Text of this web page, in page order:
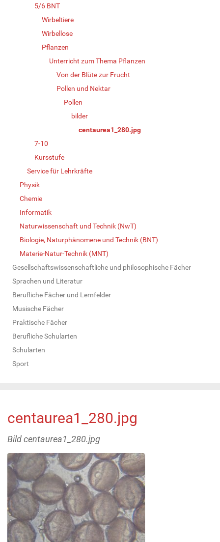
5/6 BNT
Wirbeltiere
Wirbellose
Pflanzen
Unterricht zum Thema Pflanzen
Von der Blüte zur Frucht
Pollen und Nektar
Pollen
bilder
centaurea1_280.jpg
7-10
Kursstufe
Service für Lehrkräfte
Physik
Chemie
Informatik
Naturwissenschaft und Technik (NwT)
Biologie, Naturphänomene und Technik (BNT)
Materie-Natur-Technik (MNT)
Gesellschaftswissenschaftliche und philosophische Fächer
Sprachen und Literatur
Berufliche Fächer und Lernfelder
Musische Fächer
Praktische Fächer
Berufliche Schularten
Schularten
Sport
centaurea1_280.jpg
Bild centaurea1_280.jpg